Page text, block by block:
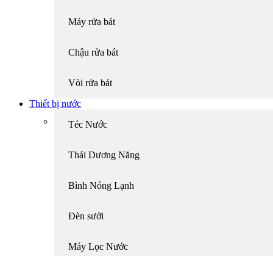
Máy rửa bát
Chậu rửa bát
Vòi rửa bát
Thiết bị nước
Téc Nước
Thái Dương Năng
Bình Nóng Lạnh
Đèn sưởi
Máy Lọc Nước